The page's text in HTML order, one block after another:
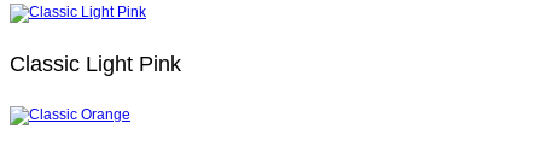
Classic Light Pink